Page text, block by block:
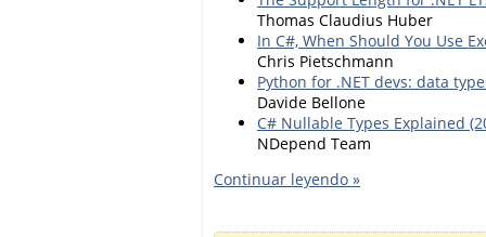
Thomas Claudius Huber
In C#, When Should You Use
Chris Pietschmann
Python for .NET devs: data
Davide Bellone
C# Nullable Types Explained
NDepend Team
Continuar leyendo »